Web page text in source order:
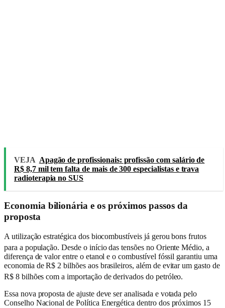
VEJA Apagão de profissionais: profissão com salário de
R$ 8,7 mil tem falta de mais de 300 especialistas e trava
radioterapia no SUS
Economia bilionária e os próximos passos da
proposta
A utilização estratégica dos biocombustíveis já gerou bons frutos
para a população. Desde o início das tensões no Oriente Médio, a
diferença de valor entre o etanol e o combustível fóssil garantiu uma
economia de R$ 2 bilhões aos brasileiros, além de evitar um gasto de
R$ 8 bilhões com a importação de derivados do petróleo.
Essa nova proposta de ajuste deve ser analisada e votada pelo
Conselho Nacional de Política Energética dentro dos próximos 15